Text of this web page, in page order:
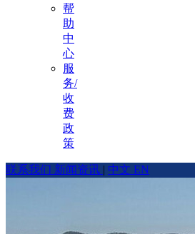
帮
助
中
心
服
务/
收
费
政
策
联系我们 新闻资讯 | 中文 EN